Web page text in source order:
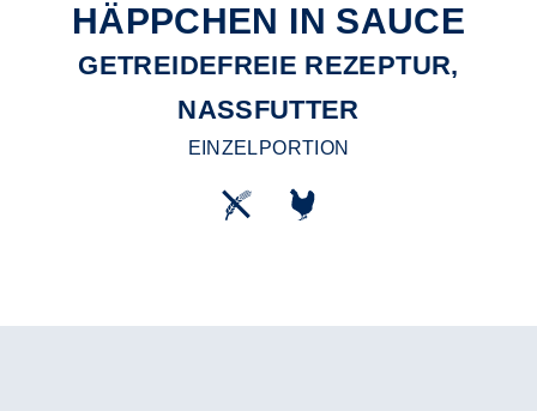
HÄPPCHEN IN SAUCE
GETREIDEFREIE REZEPTUR,
NASSFUTTER
EINZELPORTION